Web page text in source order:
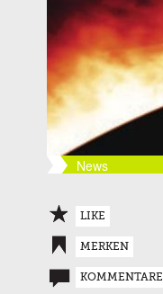
News
LIKE
MERKEN
KOMMENTARE